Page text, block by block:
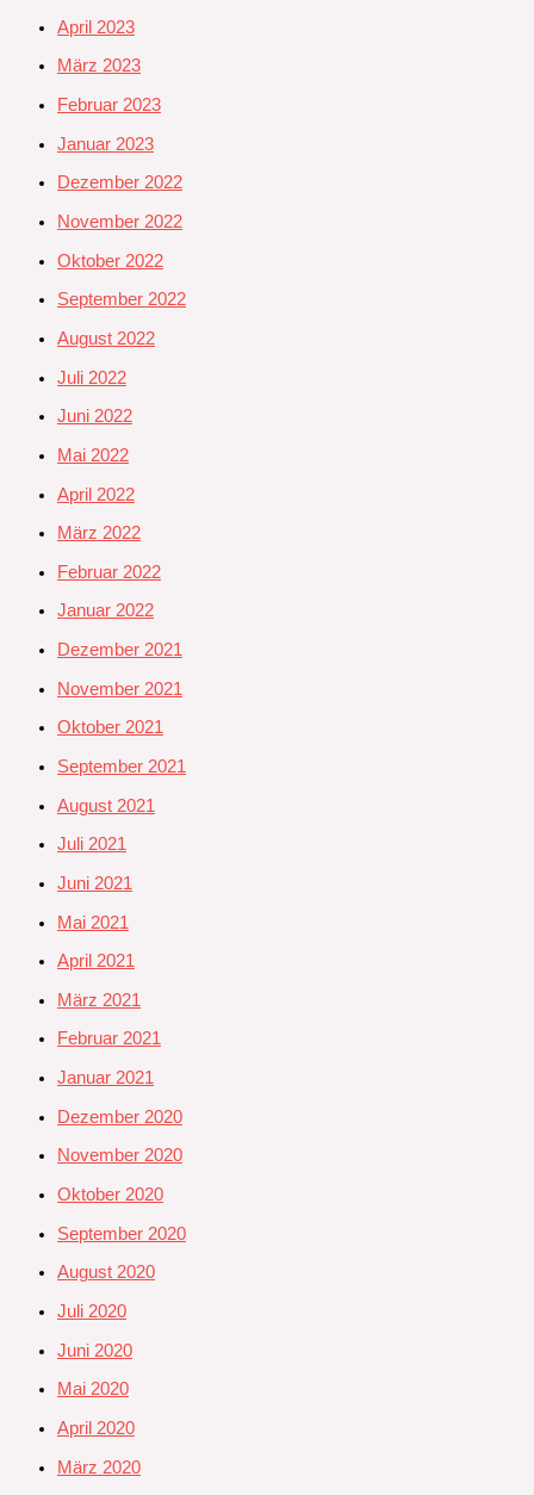
April 2023
März 2023
Februar 2023
Januar 2023
Dezember 2022
November 2022
Oktober 2022
September 2022
August 2022
Juli 2022
Juni 2022
Mai 2022
April 2022
März 2022
Februar 2022
Januar 2022
Dezember 2021
November 2021
Oktober 2021
September 2021
August 2021
Juli 2021
Juni 2021
Mai 2021
April 2021
März 2021
Februar 2021
Januar 2021
Dezember 2020
November 2020
Oktober 2020
September 2020
August 2020
Juli 2020
Juni 2020
Mai 2020
April 2020
März 2020